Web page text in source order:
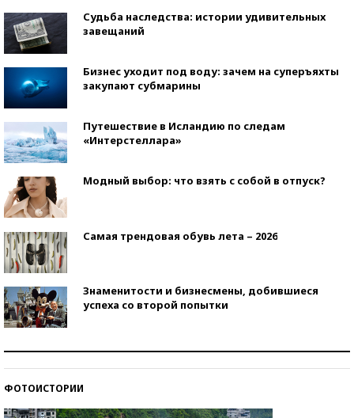
Судьба наследства: истории удивительных
завещаний
Бизнес уходит под воду: зачем на суперъяхты
закупают субмарины
Путешествие в Исландию по следам
«Интерстеллара»
Модный выбор: что взять с собой в отпуск?
Самая трендовая обувь лета – 2026
Знаменитости и бизнесмены, добившиеся
успеха со второй попытки
ФОТОИСТОРИИ